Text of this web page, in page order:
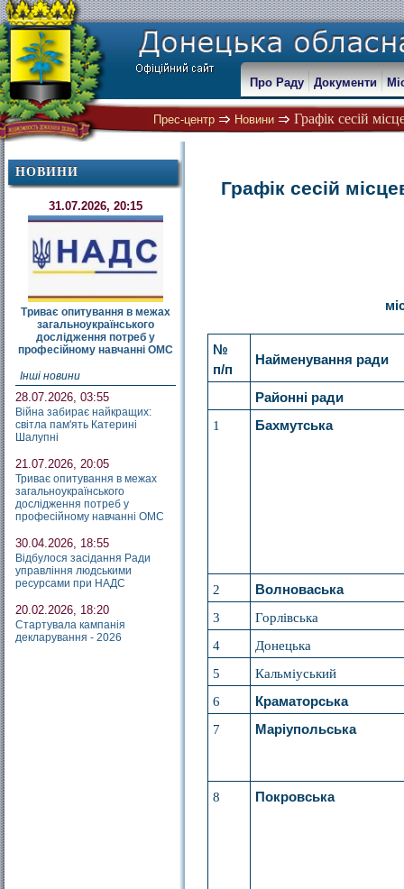
Прес-центр Новини Графік сесій
Про Раду Документи
НОВИНИ
31.07.2026, 20:15
Триває опитування в межах
загальноукраїнського
дослідження потреб у
професійному навчанні ОМС
Інші новини
28.07.2026, 03:55
Війна забирає найкращих:
світла пам'ять Катерині
Шалупні
21.07.2026, 20:05
Триває опитування в межах
загальноукраїнського
дослідження потреб у
професійному навчанні ОМС
30.04.2026, 18:55
Відбулося засідання Ради
управління людськими
ресурсами при НАДС
20.02.2026, 18:20
Стартувала кампанія
декларування - 2026
Графік сесій
№
п/п
Найменування ради
Районні ради
1
Бахмутська
2
Волноваська
3
Горлівська
4
Донецька
5
Кальміуський
6
Краматорська
7
Маріупольська
8 Покровська